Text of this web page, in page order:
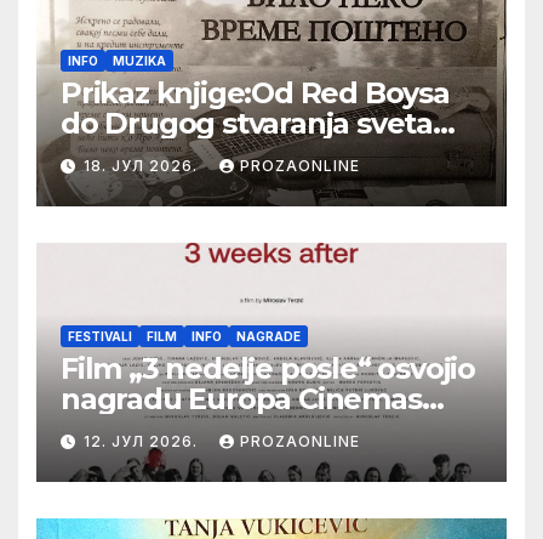
INFO MUZIKA
Prikaz knjige:Od Red Boysa
do Drugog stvaranja sveta
(bilo neko vreme pošteno)
(autor- Zlatomira Sremca,
Botoš 2022. godine,
samizdat)
18. ЈУЛ 2026. PROZAONLINE
FESTIVALI FILM INFO NAGRADE
Film „3 nedelje posle“ osvojio
nagradu Europa Cinemas
Label na Filmskom festivalu
u Karlovim Varima
12. ЈУЛ 2026. PROZAONLINE